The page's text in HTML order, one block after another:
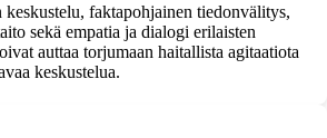
faktapohjainen tiedonvälitys,
sekä empatia ja dialogi erilaisten
auttaa torjumaan haitallista agitaatiota
keskustelua.